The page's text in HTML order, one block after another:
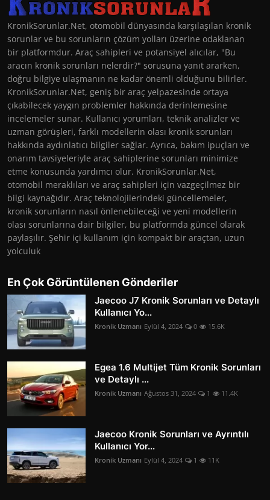
KronikSorunlar.Net, otomobil dünyasında karşılaşılan kronik
sorunlar ve bu sorunların çözüm yolları üzerine odaklanan
bir platformdur. Araç sahipleri ve potansiyel alıcılar, "Bu
aracın kronik sorunları nelerdir?" sorusuna yanıt ararken,
doğru bilgiye ulaşmanın ne kadar önemli olduğunu bilirler.
KronikSorunlar.Net, geniş bir araç yelpazesinde ortaya
çıkabilecek yaygın problemler hakkında derinlemesine
incelemeler sunar. Kullanıcı yorumları, teknik analizler ve
uzman görüşleri, farklı modellerin olası kronik sorunları
hakkında aydınlatıcı bilgiler sağlar. Ayrıca, bakım ipuçları ve
onarım tavsiyeleriyle araç sahiplerine sorunları minimize
etme konusunda yardımcı olur. KronikSorunlar.Net,
otomobil meraklıları ve araç sahipleri için vazgeçilmez bir
bilgi kaynağıdır. Araç teknolojilerindeki güncellemeler,
kronik sorunların nasıl önlenebileceği ve yeni modellerin
olası sorunlarına dair bilgiler, bu platformda güncel olarak
paylaşılır. Şehir içi kullanım için kompakt bir araçtan, uzun
yolculuk
En Çok Görüntülenen Gönderiler
Jaecoo J7 Kronik Sorunları ve Detaylı
Kullanıcı Yo...
Kronik Uzmanı Eylül 4, 2024 0 15.6K
Egea 1.6 Multijet Tüm Kronik Sorunları
ve Detaylı ...
Kronik Uzmanı Ağustos 31, 2024 1 11.4K
Jaecoo Kronik Sorunları ve Ayrıntılı
Kullanıcı Yor...
Kronik Uzmanı Eylül 4, 2024 1 11K